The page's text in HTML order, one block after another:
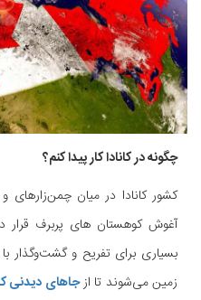
چگونه در کانادا کار پیدا کنم؟
کشور کانادا در میان
آغوش کوهستان های پربرف قرار
بسیاری برای تفریح و گشت‌و‌گذار
زمین می‌شوند تا ازجاهای دیدنی